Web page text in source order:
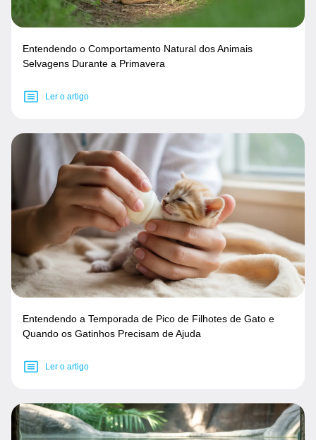
Entendendo o Comportamento Natural dos Animais
Selvagens Durante a Primavera
Ler o artigo
Entendendo a Temporada de Pico de Filhotes de Gato e
Quando os Gatinhos Precisam de Ajuda
Ler o artigo